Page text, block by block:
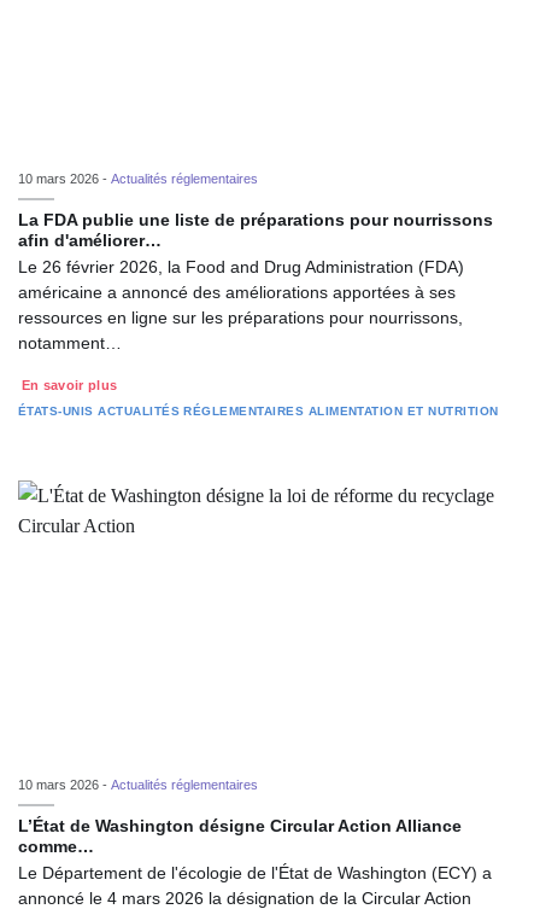
10 mars 2026 - Actualités réglementaires
La FDA publie une liste de préparations pour nourrissons
afin d'améliorer…
Le 26 février 2026, la Food and Drug Administration (FDA)
américaine a annoncé des améliorations apportées à ses
ressources en ligne sur les préparations pour nourrissons,
notamment…
En savoir plus
ÉTATS-UNIS ACTUALITÉS RÉGLEMENTAIRES ALIMENTATION ET NUTRITION
10 mars 2026 - Actualités réglementaires
L’État de Washington désigne Circular Action Alliance
comme…
Le Département de l'écologie de l'État de Washington (ECY) a
annoncé le 4 mars 2026 la désignation de la Circular Action